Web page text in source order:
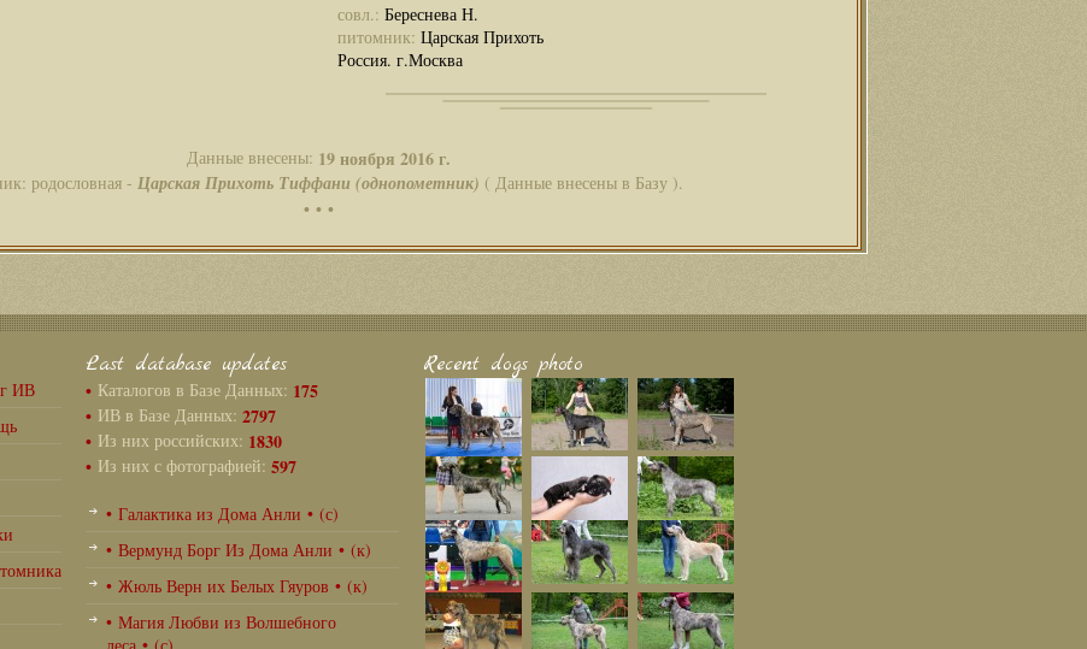
совл.: Береснева Н.
питомник: Царская Прихоть
Россия. г.Москва
Данные внесены: 19 ноября 2016 г.
родословная - Царская Прихоть Тиффани (однопометник) ( Данные внесены в Базу ).
• • •
ИВ
Last database updates
• Каталогов в Базе Данных: 175
• ИВ в Базе Данных: 2797
• Из них российских: 1830
• Из них с фотографией: 597
• Галактика из Дома Анли • (с)
• Вермунд Борг Из Дома Анли • (к)
• Жюль Верн их Белых Гяуров • (к)
• Магия Любви из Волшебного
леса • (с)
Recent dogs photo